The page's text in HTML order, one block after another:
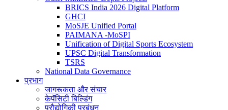
BRICS India 2026 Digital Platform
GHCI
MoSJE Unified Portal
PAIMANA -MoSPI
Unification of Digital Sports Ecosystem
UPSC Digital Transformation
TSRS
National Data Governance
प्रभाग
जागरूकता और संचार
केपॅसिटी बिल्डिंग
प्रौद्योगिकी प्रबंधन